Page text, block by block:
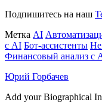
Подпишитесь на наш
Метка AI
с AI Бот-ассистенты
Финансовый анализ с
Юрий Горбачев
Add your Biographical